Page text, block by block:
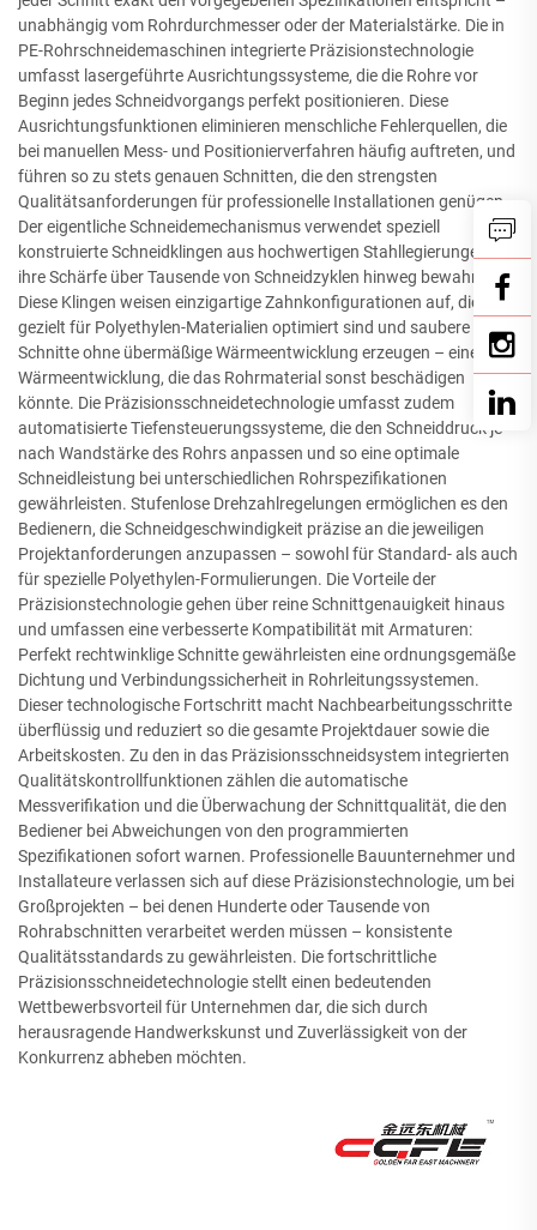
unabhängig vom Rohrdurchmesser oder der Materialstärke. Die in
PE-Rohrschneidemaschinen integrierte Präzisionstechnologie
umfasst lasergeführte Ausrichtungssysteme, die die Rohre vor
Beginn jedes Schneidvorgangs perfekt positionieren. Diese
Ausrichtungsfunktionen eliminieren menschliche Fehlerquellen, die
bei manuellen Mess- und Positionierverfahren häufig auftreten, und
führen so zu stets genauen Schnitten, die den strengsten
Qualitätsanforderungen für professionelle Installationen genügen.
Der eigentliche Schneidemechanismus verwendet speziell
konstruierte Schneidklingen aus hochwertigen Stahllegierungen, die
ihre Schärfe über Tausende von Schneidzyklen hinweg bewahren.
Diese Klingen weisen einzigartige Zahnkonfigurationen auf, die
gezielt für Polyethylen-Materialien optimiert sind und saubere
Schnitte ohne übermäßige Wärmeentwicklung erzeugen – eine
Wärmeentwicklung, die das Rohrmaterial sonst beschädigen
könnte. Die Präzisionsschneidetechnologie umfasst zudem
automatisierte Tiefensteuerungssysteme, die den Schneiddruck je
nach Wandstärke des Rohrs anpassen und so eine optimale
Schneidleistung bei unterschiedlichen Rohrspezifikationen
gewährleisten. Stufenlose Drehzahlregelungen ermöglichen es den
Bedienern, die Schneidgeschwindigkeit präzise an die jeweiligen
Projektanforderungen anzupassen – sowohl für Standard- als auch
für spezielle Polyethylen-Formulierungen. Die Vorteile der
Präzisionstechnologie gehen über reine Schnittgenauigkeit hinaus
und umfassen eine verbesserte Kompatibilität mit Armaturen:
Perfekt rechtwinklige Schnitte gewährleisten eine ordnungsgemäße
Dichtung und Verbindungssicherheit in Rohrleitungssystemen.
Dieser technologische Fortschritt macht Nachbearbeitungsschritte
überflüssig und reduziert so die gesamte Projektdauer sowie die
Arbeitskosten. Zu den in das Präzisionsschneidsystem integrierten
Qualitätskontrollfunktionen zählen die automatische
Messverifikation und die Überwachung der Schnittqualität, die den
Bediener bei Abweichungen von den programmierten
Spezifikationen sofort warnen. Professionelle Bauunternehmer und
Installateure verlassen sich auf diese Präzisionstechnologie, um bei
Großprojekten – bei denen Hunderte oder Tausende von
Rohrabschnitten verarbeitet werden müssen – konsistente
Qualitätsstandards zu gewährleisten. Die fortschrittliche
Präzisionsschneidetechnologie stellt einen bedeutenden
Wettbewerbsvorteil für Unternehmen dar, die sich durch
herausragende Handwerkskunst und Zuverlässigkeit von der
Konkurrenz abheben möchten.